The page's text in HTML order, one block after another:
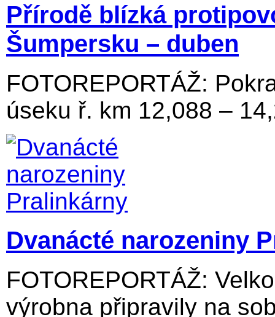
Přírodě blízká
Šumpersku – duben
FOTOREPORTÁŽ:
úseku ř. km 12,088 –
Dvanácté narozeniny
FOTOREPORTÁŽ:
výrobna připravily na